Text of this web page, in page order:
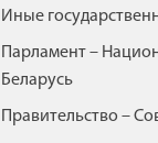
Иные
Парламент –
Беларусь
Правительство –